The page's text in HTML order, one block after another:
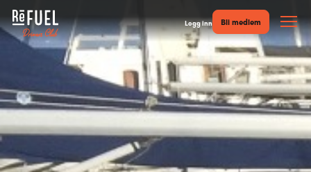
Logg inn Bli medlem